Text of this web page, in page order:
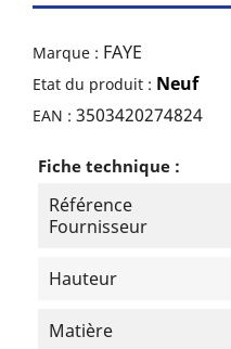
Marque : FAYE
Etat du produit : Neuf
EAN : 3503420274824
Fiche technique :
Référence
Fournisseur
Hauteur
Matière